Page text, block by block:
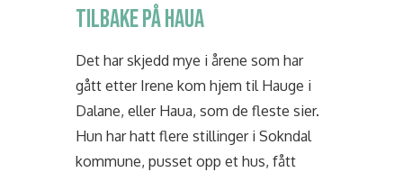
TILBAKE PÅ HAUA
Det har skjedd mye i årene som har
gått etter Irene kom hjem til Hauge i
Dalane, eller Haua, som de fleste sier.
Hun har hatt flere stillinger i Sokndal
kommune, pusset opp et hus, fått